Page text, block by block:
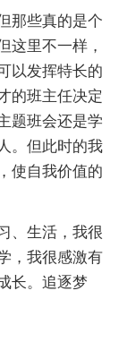
那些真的是个
这里不一样，
以发挥特长的
的班主任决定
题班会还是学
。但此时的我
使自我价值的
、生活，我很
，我很感激有
长。追逐梦